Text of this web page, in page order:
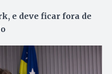
e deve ficar fora de